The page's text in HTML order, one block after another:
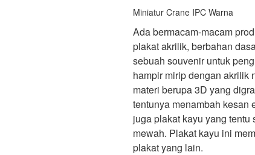
Miniatur Crane IPC Warna
Ada bermacam-macam
plakat akrilik, berbahan
sebuah souvenir untuk
hampir mirip dengan akrilik
materi berupa 3D yang
tentunya menambah kesan
juga plakat kayu yang
mewah. Plakat kayu ini
plakat yang lain.